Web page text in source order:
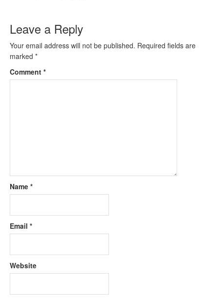
Leave a Reply
Your email address will not be published. Required fields are
marked *
Comment *
Name *
Email *
Website